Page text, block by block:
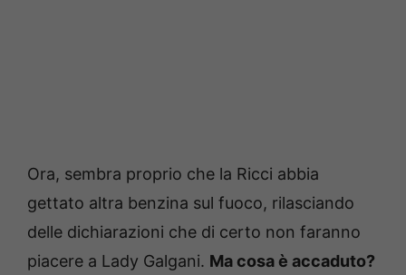
Ora, sembra proprio che la Ricci abbia
gettato altra benzina sul fuoco, rilasciando
delle dichiarazioni che di certo non faranno
piacere a Lady Galgani. Ma cosa è accaduto?